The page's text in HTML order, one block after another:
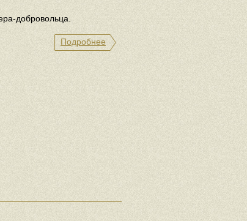
добровольца.
Подробнее